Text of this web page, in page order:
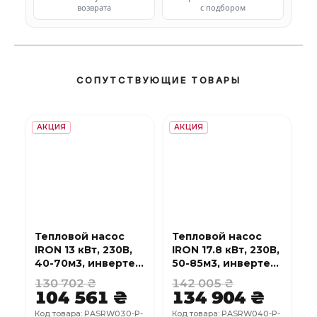
возврата
с подбором
СОПУТСТВУЮЩИЕ ТОВАРЫ
АКЦИЯ
Тепловой насос
IRON 13 кВт, 230В,
40-70м3, инвертер,
с охлаждением,
WI-FI
130 702 ₴
104 561 ₴
Код товара: PASRW030-P-
АКЦИЯ
Тепловой насос
IRON 17.8 кВт, 230В,
50-85м3, инвертер,
с охлаждением,
WI-FI
142 005 ₴
134 904 ₴
Код товара: PASRW040-P-